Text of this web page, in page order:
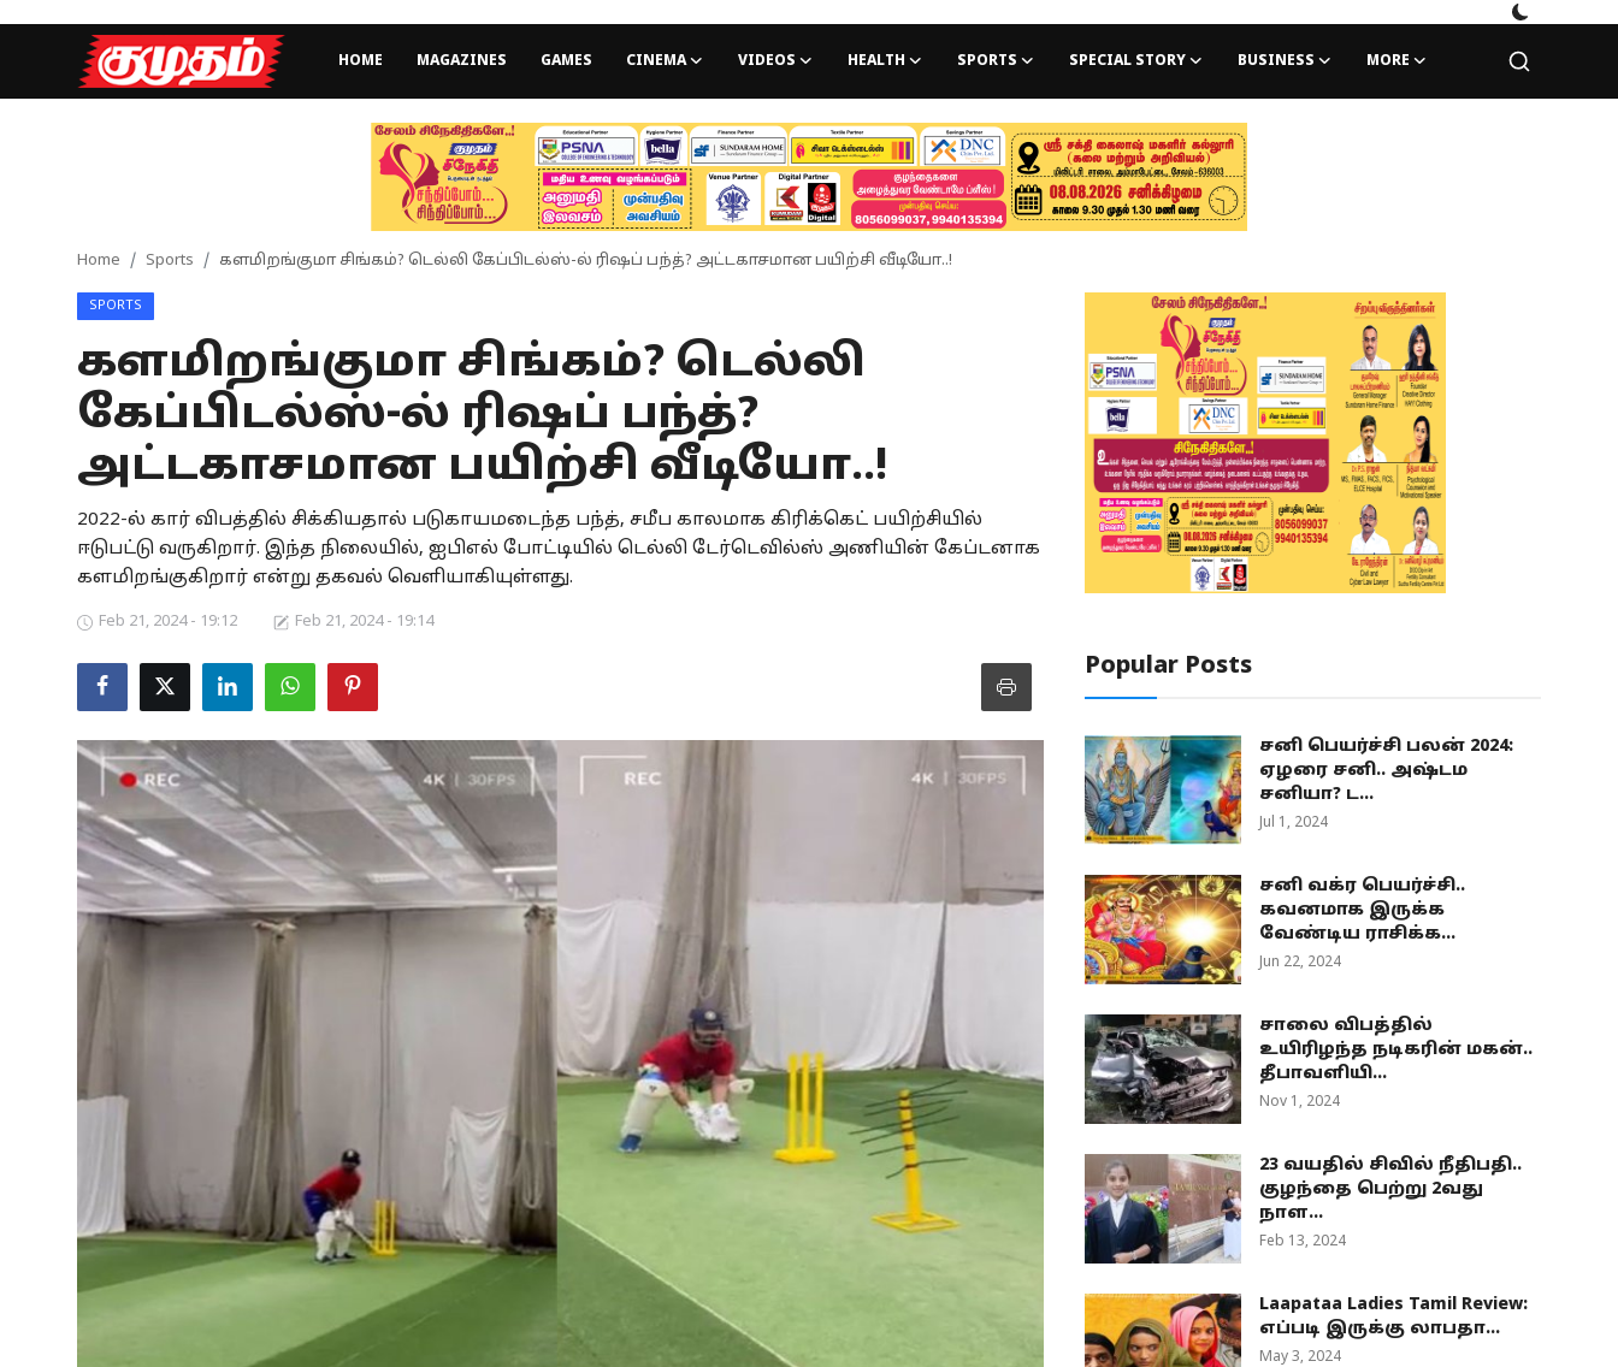
HOME MAGAZINES GAMES CINEMA VIDEOS HEALTH SPORTS SPECIAL STORY BUSINESS MORE
Games
Special Story
Business
Tamilnadu
National
Astrology
Spirituality
Weather
Home Sports களமிறங்குமா சிங்கம்? டெல்லி கேப்பிடல்ஸ்-ல் ரிஷப் பந்த்? அட்டகாசமான பயிற்சி வீடியோ..!
SPORTS
களமிறங்குமா சிங்கம்? டெல்லி
கேப்பிடல்ஸ்-ல் ரிஷப் பந்த்?
அட்டகாசமான பயிற்சி வீடியோ..!
2022-ல் கார் விபத்தில் சிக்கியதால் படுகாயமடைந்த பந்த், சமீப காலமாக கிரிக்கெட் பயிற்சியில்
ஈடுபட்டு வருகிறார். இந்த நிலையில், ஐபிஎல் போட்டியில் டெல்லி டேர்டெவில்ஸ் அணியின் கேப்டனாக
களமிறங்குகிறார் என்று தகவல் வெளியாகியுள்ளது.
Feb 21, 2024 - 19:12 Feb 21, 2024 - 19:14
Popular Posts
சனி பெயர்ச்சி பலன் 2024:
ஏழரை சனி.. அஷ்டம
சனியா? ட...
Jul 1, 2024
சனி வக்ர பெயர்ச்சி..
கவனமாக இருக்க
வேண்டிய ராசிக்க...
Jun 22, 2024
சாலை விபத்தில்
உயிரிழந்த நடிகரின் மகன்..
தீபாவளியி...
Nov 1, 2024
23 வயதில் சிவில் நீதிபதி..
குழந்தை பெற்று 2வது
நாள...
Feb 13, 2024
Laapataa Ladies Tamil Review:
எப்படி இருக்கு லாபதா...
May 3, 2024